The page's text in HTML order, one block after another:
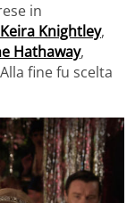
in
Keira Knightley,
Hathaway,
fine fu scelta